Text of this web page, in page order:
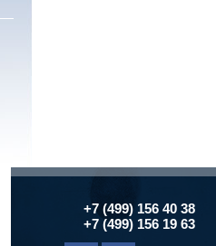
+7 (499) 156 40 38
+7 (499) 156 19 63